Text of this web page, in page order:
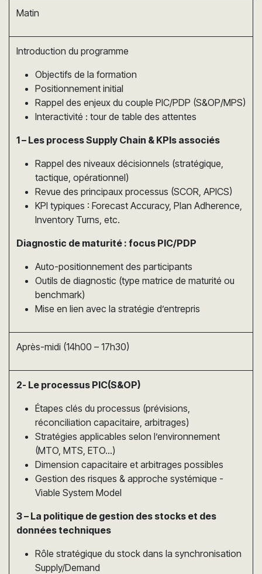
Matin
Introduction du programme
Objectifs de la formation
Positionnement initial
Rappel des enjeux du couple PIC/PDP (S&OP/MPS)
Interactivité : tour de table des attentes
1 – Les process Supply Chain & KPIs associés
Rappel des niveaux décisionnels (stratégique,
tactique, opérationnel)
Revue des principaux processus (SCOR, APICS)
KPI typiques : Forecast Accuracy, Plan Adherence,
Inventory Turns, etc.
Diagnostic de maturité : focus PIC/PDP
Auto-positionnement des participants
Outils de diagnostic (type matrice de maturité ou
benchmark)
Mise en lien avec la stratégie d’entrepris
Après-midi (14h00 – 17h30)
2- Le processus PIC(S&OP)
Étapes clés du processus (prévisions,
réconciliation capacitaire, arbitrages)
Stratégies applicables selon l’environnement
(MTO, MTS, ETO…)
Dimension capacitaire et arbitrages possibles
Gestion des risques & approche systémique -
Viable System Model
3 – La politique de gestion des stocks et des
données techniques
Rôle stratégique du stock dans la synchronisation
Supply/Demand